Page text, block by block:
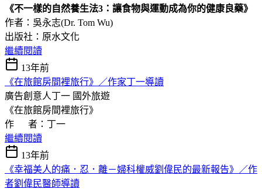
《不一樣的自然養生法3：讓食物與運動成為你的健康良藥》
作者：吳永志(Dr. Tom Wu)
出版社：原水文化
繼續閱讀
13年前
《在旅館房間裡旅行》／作家丁一導讀
廣告創意人丁一 國外旅遊
《在旅館房間裡旅行》
作 者：丁一
繼續閱讀
13年前
《幸福美人的痛．忍．離－婦科權威劉偉民的最新報告》／作
者劉偉民醫師導讀